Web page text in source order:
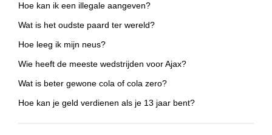
Hoe kan ik een illegale aangeven?
Wat is het oudste paard ter wereld?
Hoe leeg ik mijn neus?
Wie heeft de meeste wedstrijden voor Ajax?
Wat is beter gewone cola of cola zero?
Hoe kan je geld verdienen als je 13 jaar bent?